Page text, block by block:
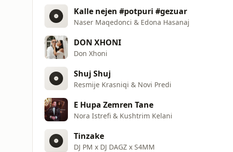
Kalle nejen #potpuri #gezuar
Naser Maqedonci & Edona Hasanaj
DON XHONI
Don Xhoni
Shuj Shuj
Resmije Krasniqi & Novi Predi
E Hupa Zemren Tane
Nora Istrefi & Kushtrim Kelani
Tinzake
DJ PM x DJ DAGZ x S4MM